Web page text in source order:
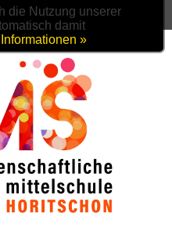
die Nutzung unserer
damit
»